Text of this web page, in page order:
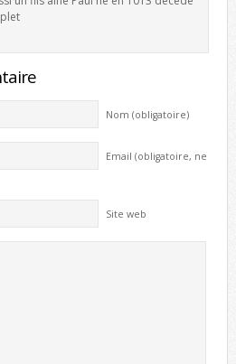
Nom (obligatoire)
Email (obligatoire, ne
Site web